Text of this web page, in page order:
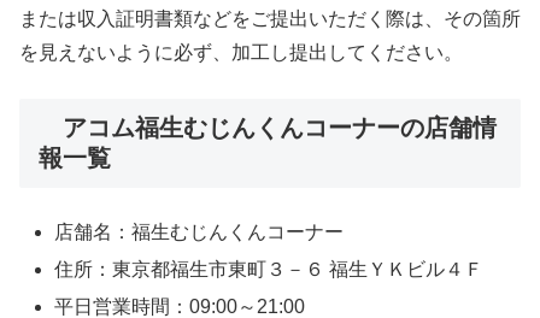
または収入証明書類などをご提出いただく際は、その箇所
を見えないように必ず、加工し提出してください。
アコム福生むじんくんコーナーの店舗情
報一覧
店舗名：福生むじんくんコーナー
住所：東京都福生市東町３－６ 福生ＹＫビル４Ｆ
平日営業時間：09:00～21:00